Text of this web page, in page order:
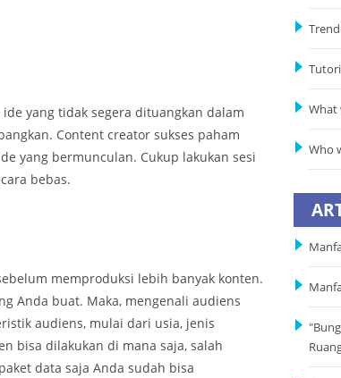
yang tidak segera dituangkan dalam
Content creator sukses paham
yang bermunculan. Cukup lakukan sesi
bebas.
memproduksi lebih banyak konten.
Anda buat. Maka, mengenali audiens
audiens, mulai dari usia, jenis
bisa dilakukan di mana saja, salah
data saja Anda sudah bisa
What
Who